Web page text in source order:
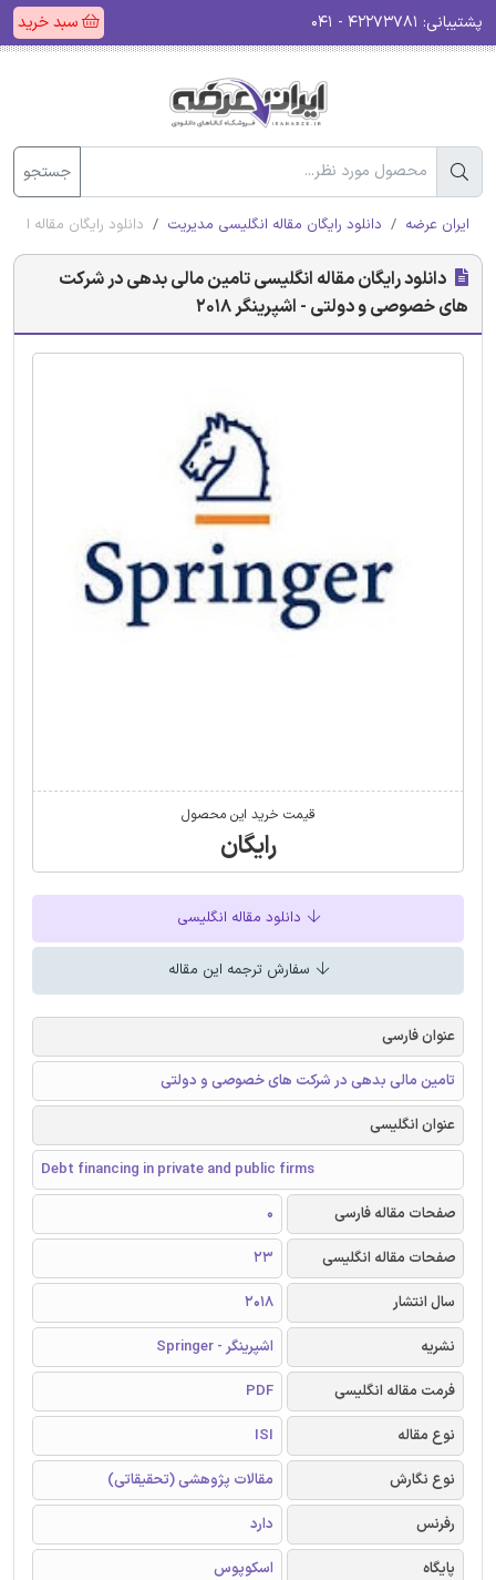
پشتیبانی: سبد خرید
جستجو
ایران عرضه دانلود رایگان مقاله انگلیسی مدیریت دانلود رایگان مقاله
دانلود رایگان مقاله انگلیسی تامین مالی بدهی در شرکت
های خصوصی و دولتی - اشپرینگر 2018
قیمت خرید این محصول
رایگان
دانلود مقاله انگلیسی
سفارش ترجمه این مقاله
عنوان فارسی
تامین مالی بدهی در شرکت های خصوصی و دولتی
عنوان انگلیسی
Debt financing in private and public firms
صفحات مقاله فارسی
0
صفحات مقاله انگلیسی
23
سال انتشار
2018
نشریه
اشپرینگر - Springer
فرمت مقاله انگلیسی
PDF
نوع مقاله
ISI
نوع نگارش
مقالات پژوهشی (تحقیقاتی)
رفرنس
دارد
پایگاه
اسکوپوس